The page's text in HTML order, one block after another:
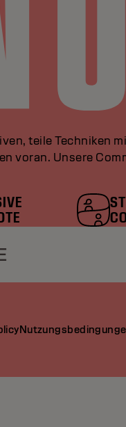
teile Techniken
voran. Unsere